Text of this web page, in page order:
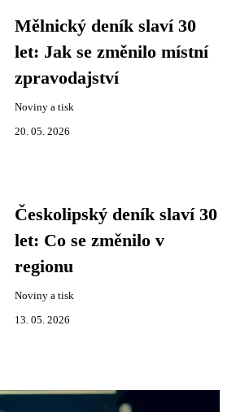
Mělnický deník slaví 30
let: Jak se změnilo místní
zpravodajství
Noviny a tisk
20. 05. 2026
Českolipský deník slaví 30
let: Co se změnilo v
regionu
Noviny a tisk
13. 05. 2026